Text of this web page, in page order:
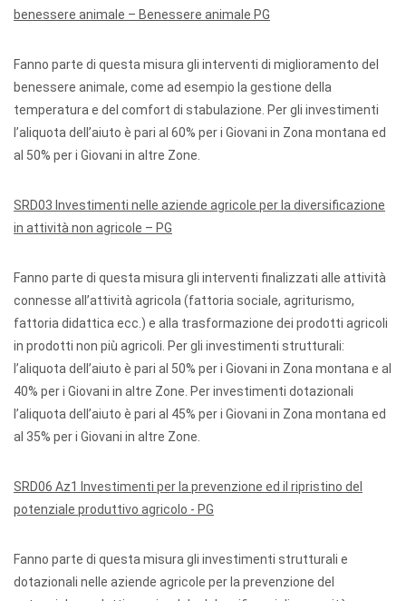
benessere animale – Benessere animale PG
Fanno parte di questa misura gli interventi di miglioramento del
benessere animale, come ad esempio la gestione della
temperatura e del comfort di stabulazione. Per gli investimenti
l’aliquota dell’aiuto è pari al 60% per i Giovani in Zona montana ed
al 50% per i Giovani in altre Zone.
SRD03 Investimenti nelle aziende agricole per la diversificazione
in attività non agricole – PG
Fanno parte di questa misura gli interventi finalizzati alle attività
connesse all’attività agricola (fattoria sociale, agriturismo,
fattoria didattica ecc.) e alla trasformazione dei prodotti agricoli
in prodotti non più agricoli. Per gli investimenti strutturali:
l’aliquota dell’aiuto è pari al 50% per i Giovani in Zona montana e al
40% per i Giovani in altre Zone. Per investimenti dotazionali
l’aliquota dell’aiuto è pari al 45% per i Giovani in Zona montana ed
al 35% per i Giovani in altre Zone.
SRD06 Az1 Investimenti per la prevenzione ed il ripristino del
potenziale produttivo agricolo - PG
Fanno parte di questa misura gli investimenti strutturali e
dotazionali nelle aziende agricole per la prevenzione del